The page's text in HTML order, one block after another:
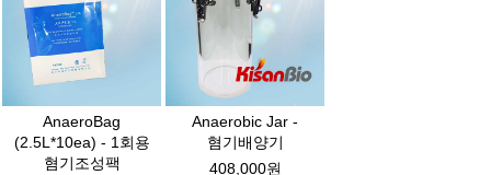
AnaeroBag
(2.5L*10ea) - 1회용
혐기조성팩
Anaerobic Jar -
혐기배양기
408,000원